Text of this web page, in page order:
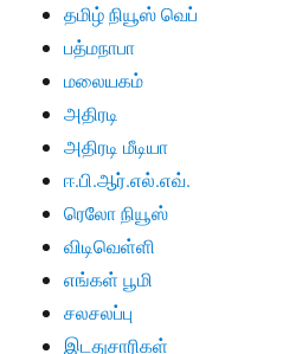
தமிழ் நியூஸ் வெப்
பத்மநாபா
மலையகம்
அதிரடி
அதிரடி மீடியா
ஈ.பி.ஆர்.எல்.எவ்.
ரெலோ நியூஸ்
விடிவெள்ளி
எங்கள் பூமி
சலசலப்பு
இடதுசாரிகள்